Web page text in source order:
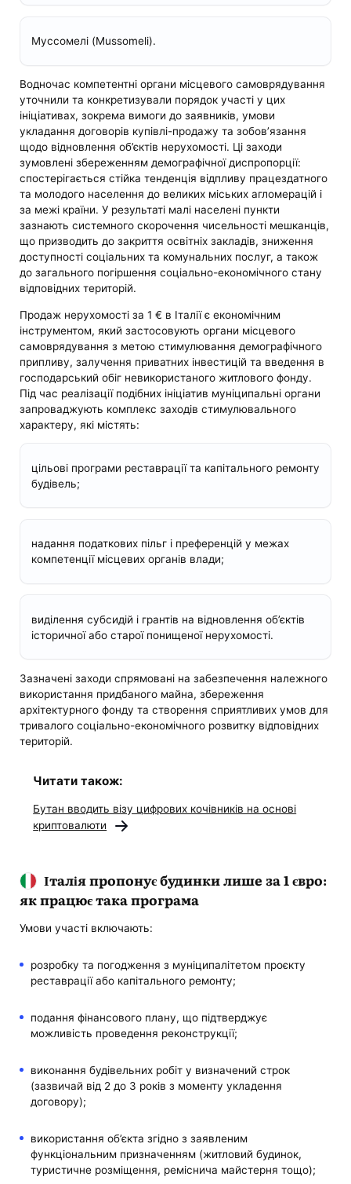
Муссомелі (Mussomeli).
Водночас компетентні органи місцевого самоврядування
уточнили та конкретизували порядок участі у цих
ініціативах, зокрема вимоги до заявників, умови
укладання договорів купівлі-продажу та зобов’язання
щодо відновлення об’єктів нерухомості. Ці заходи
зумовлені збереженням демографічної диспропорції:
спостерігається стійка тенденція відпливу працездатного
та молодого населення до великих міських агломерацій і
за межі країни. У результаті малі населені пункти
зазнають системного скорочення чисельності мешканців,
що призводить до закриття освітніх закладів, зниження
доступності соціальних та комунальних послуг, а також
до загального погіршення соціально-економічного стану
відповідних територій.
Продаж нерухомості за 1 € в Італії є економічним
інструментом, який застосовують органи місцевого
самоврядування з метою стимулювання демографічного
припливу, залучення приватних інвестицій та введення в
господарський обіг невикористаного житлового фонду.
Під час реалізації подібних ініціатив муніципальні органи
запроваджують комплекс заходів стимулювального
характеру, які містять:
цільові програми реставрації та капітального ремонту
будівель;
надання податкових пільг і преференцій у межах
компетенції місцевих органів влади;
виділення субсидій і грантів на відновлення об’єктів
історичної або старої понищеної нерухомості.
Зазначені заходи спрямовані на забезпечення належного
використання придбаного майна, збереження
архітектурного фонду та створення сприятливих умов для
тривалого соціально-економічного розвитку відповідних
територій.
Читати також:
Бутан вводить візу цифрових кочівників на основі
криптовалюти
Італія пропонує будинки лише за 1 євро:
як працює така програма
Умови участі включають:
розробку та погодження з муніципалітетом проєкту
реставрації або капітального ремонту;
подання фінансового плану, що підтверджує
можливість проведення реконструкції;
виконання будівельних робіт у визначений строк
(зазвичай від 2 до 3 років з моменту укладення
договору);
використання об’єкта згідно з заявленим
функціональним призначенням (житловий будинок,
туристичне розміщення, реміснича майстерня тощо);